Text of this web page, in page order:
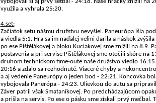
využila a vyhrala 25:20.
4.set:
Začiatok setu nášmu družstvu nevyšiel. Paneurópa išla
a viedla 5:1. Hra sa im naďalej veľmi darila a náskok
po ese Pištělákovej a bloku Kuciakovej sme znížili na 8:9.
postavenia a pri servise Pištělákovej sme otočili skóre na
druhom technickom time-oute naše družstvo viedlo
20:16 a zdalo sa rozhodnuté. Viaceré chyby a
a aj vedenie Paneurópy o jeden bod - 22:21. Koncovka
vybojovala Panerópa - 24:23. Ulievkou do autu sa
Záver patril však Smataníkovej. Po predchádzajúcom
a prišla na servis. Po ese o pásku sme získali prvý mečbal.